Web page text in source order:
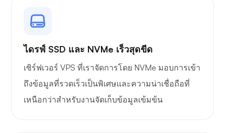
ไวร์การ์ด
ไดรฟ์ SSD และ NVMe เร็วสุดขีด
เซิร์ฟเวอร์ VPS ที่เราจัดการโดย NVMe มอบการเข้า
ถึงข้อมูลที่รวดเร็วเป็นพิเศษและความน่าเชื่อถือที่
เหนือกว่าสำหรับงานจัดเก็บข้อมูลเข้มข้น